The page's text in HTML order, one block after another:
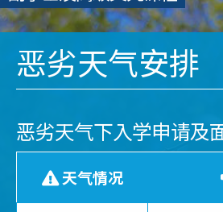
恶劣天气安排
恶劣天气下入学申请及
天气情况